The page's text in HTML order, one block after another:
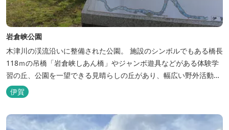
岩倉峡公園
木津川の渓流沿いに整備された公園。 施設のシンボルでもある橋長
118ｍの吊橋「岩倉峡しあん橋」やジャンボ遊具などがある体験学
習の丘、公園を一望できる見晴らしの丘があり、幅広い野外活動に
利用できるキャンプ場も併設されています。 川沿いには島ヶ原温泉
やぶっちゃに至る「川辺の道」があり、旧岩倉水力発電所跡の水路
遺構を見ることができたり、春は桜、秋は紅葉の名所として楽しめ
る憩いの場となっています。
伊賀